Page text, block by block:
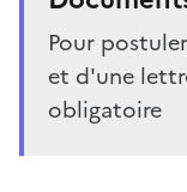
Pour
et d'une
obligatoire